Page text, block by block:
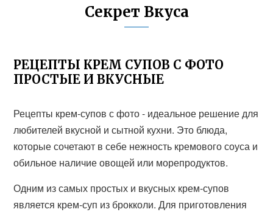
Секрет Вкуса
РЕЦЕПТЫ КРЕМ СУПОВ С ФОТО
ПРОСТЫЕ И ВКУСНЫЕ
Рецепты крем-супов с фото - идеальное решение для
любителей вкусной и сытной кухни. Это блюда,
которые сочетают в себе нежность кремового соуса и
обильное наличие овощей или морепродуктов.
Одним из самых простых и вкусных крем-супов
является крем-суп из брокколи. Для приготовления